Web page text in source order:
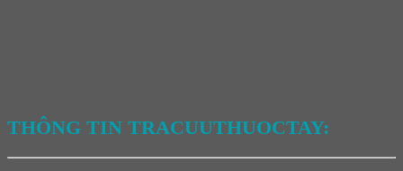
THÔNG TIN TRACUUTHUOCTAY: